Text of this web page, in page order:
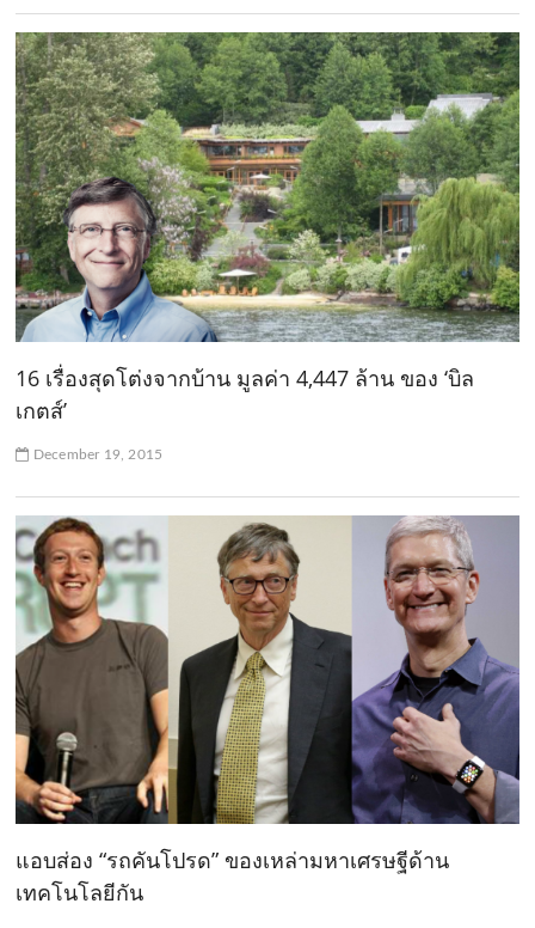
16 เรื่องสุดโต่งจากบ้าน มูลค่า 4,447 ล้าน ของ ‘บิล
เกตส์’
December 19, 2015
แอบส่อง “รถคันโปรด” ของเหล่ามหาเศรษฐีด้าน
เทคโนโลยีกัน